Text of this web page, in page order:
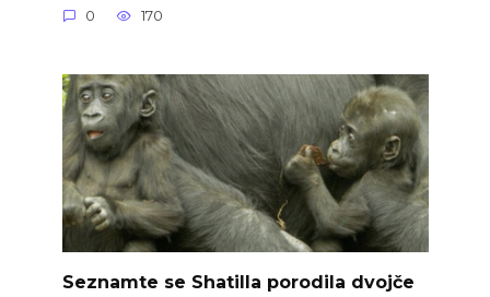
0 170
Seznamte se Shatilla porodila dvojče